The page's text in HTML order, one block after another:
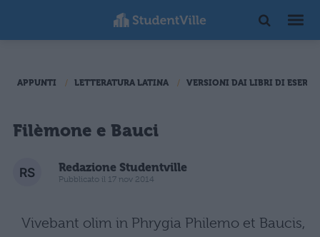
APPUNTI LETTERATURA LATINA VERSIONI DAI LIBRI DI
Filèmone e Bauci
Redazione Studentville
Pubblicato il 17 nov 2014
Vivebant olim in Phrygia Philemo et Baucis,